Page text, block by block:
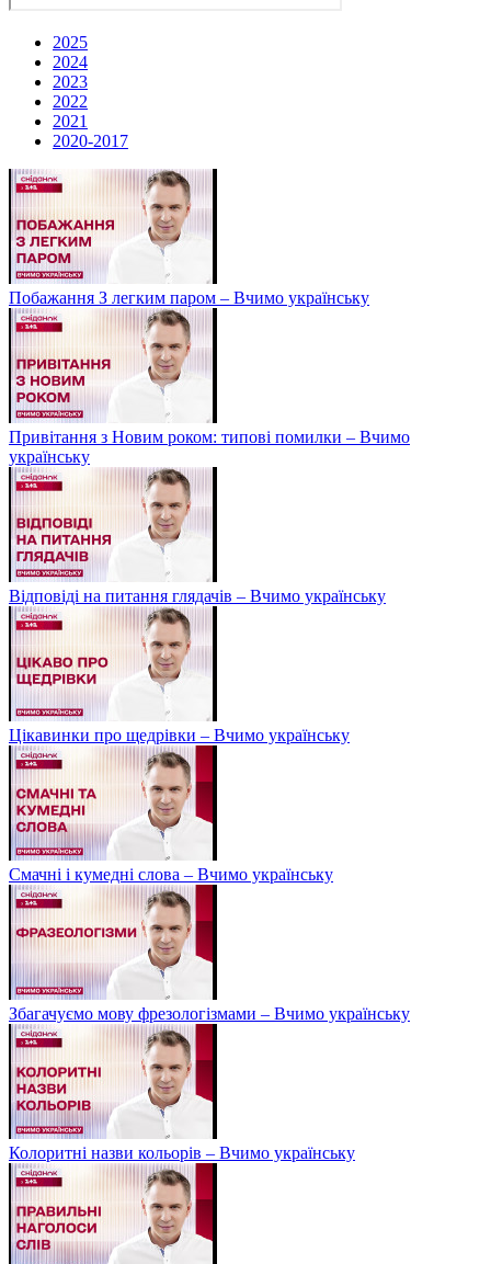
2025
2024
2023
2022
2021
2020-2017
Побажання З легким паром – Вчимо українську
Привітання з Новим роком: типові помилки – Вчимо
українську
Відповіді на питання глядачів – Вчимо українську
Цікавинки про щедрівки – Вчимо українську
Смачні і кумедні слова – Вчимо українську
Збагачуємо мову фрезологізмами – Вчимо українську
Колоритні назви кольорів – Вчимо українську